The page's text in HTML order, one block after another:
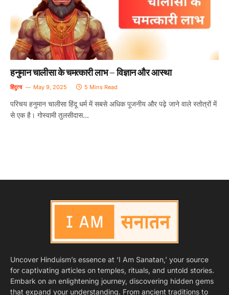
हनुमान चालीसा के चमत्कारी लाभ – विज्ञान और आस्था
हिंदुत्व May 9, 2025 5 Mins Read
परिचय हनुमान चालीसा हिंदू धर्म में सबसे अधिक पूजनीय और पढ़े जाने वाले स्तोत्रों में
से एक है। गोस्वामी तुलसीदास…
Uncover Hinduism’s essence at ‘I Am Sanatan,’ your source
for captivating articles on temples, rituals, and untold stories.
Embark on an enlightening journey, discovering hidden gems
that expand your understanding. From ancient traditions to